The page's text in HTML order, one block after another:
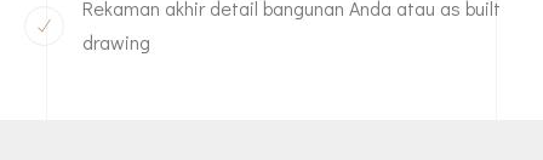
Rekaman akhir detail bangunan Anda atau as built
drawing